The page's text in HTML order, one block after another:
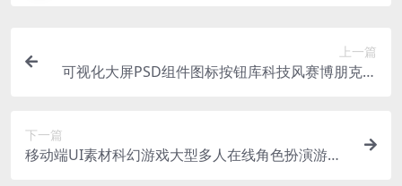
上一篇
可视化大屏PSD组件图标按钮库科技风赛博朋克科
下一篇
移动端UI素材科幻游戏大型多人在线角色扮演游戏